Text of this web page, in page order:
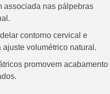
associada nas pálpebras
contorno cervical e
volumétrico natural.
promovem acabamento